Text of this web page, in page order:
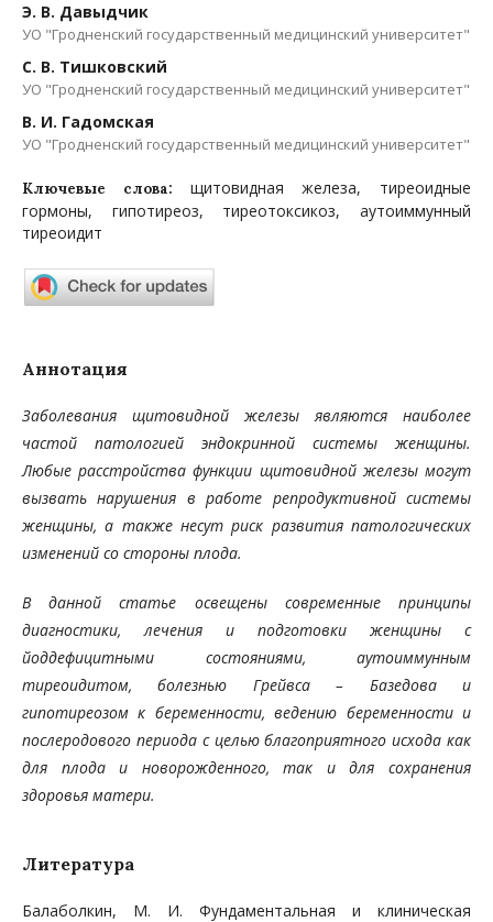
Э. В. Давыдчик
УО "Гродненский государственный медицинский университет"
С. В. Тишковский
УО "Гродненский государственный медицинский университет"
В. И. Гадомская
УО "Гродненский государственный медицинский университет"
Ключевые слова: щитовидная железа, тиреоидные
гормоны, гипотиреоз, тиреотоксикоз, аутоиммунный
тиреоидит
Аннотация
Заболевания щитовидной железы являются наиболее
частой патологией эндокринной системы женщины.
Любые расстройства функции щитовидной железы могут
вызвать нарушения в работе репродуктивной системы
женщины, а также несут риск развития патологических
изменений со стороны плода.
В данной статье освещены современные принципы
диагностики, лечения и подготовки женщины с
йоддефицитными состояниями, аутоиммунным
тиреоидитом, болезнью Грейвса – Базедова и
гипотиреозом к беременности, ведению беременности и
послеродового периода с целью благоприятного исхода как
для плода и новорожденного, так и для сохранения
здоровья матери.
Литература
Балаболкин, М. И. Фундаментальная и клиническая